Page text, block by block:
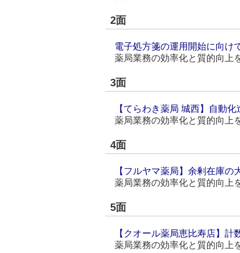
2面
電子処方箋の運用開始に向け
薬局業務の効率化と質的向上
3面
【てらわき薬局 城西】自動
薬局業務の効率化と質的向上
4面
【フルヤマ薬局】余剰在庫
薬局業務の効率化と質的向上
5面
【クオール薬局恵比寿店】
薬局業務の効率化と質的向上